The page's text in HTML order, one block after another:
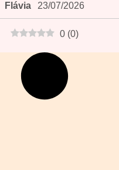
Flávia 23/07/2026
0 (0)